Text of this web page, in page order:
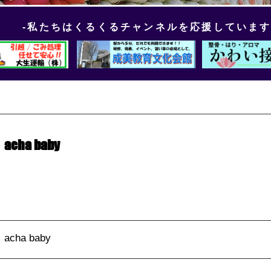
acha baby
acha baby
-私たちはくるくるチャンネルを応援していま